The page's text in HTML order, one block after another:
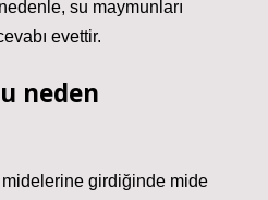
su maymunları
evettir.
neden
girdiğinde mide